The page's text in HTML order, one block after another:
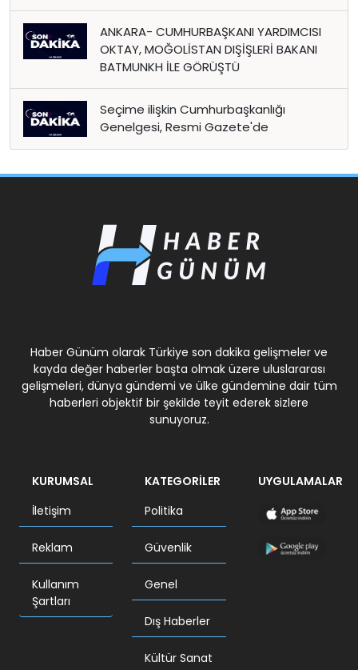
ANKARA- CUMHURBAŞKANI YARDIMCISI
OKTAY, MOĞOLİSTAN DIŞİŞLERİ BAKANI
BATMUNKH İLE GÖRÜŞTÜ
Seçime ilişkin Cumhurbaşkanlığı
Genelgesi, Resmi Gazete'de
Haber Günüm olarak Türkiye son dakika gelişmeler ve
kayda değer haberler başta olmak üzere uluslararası
gelişmeleri, dünya gündemi ve ülke gündemine dair tüm
haberleri objektif bir şekilde teyit ederek sizlere
sunuyoruz.
KURUMSAL
İletişim
Reklam
Kullanım
Şartları
KATEGORİLER
Politika
Güvenlik
Genel
Dış Haberler
Kültür Sanat
UYGULAMALAR